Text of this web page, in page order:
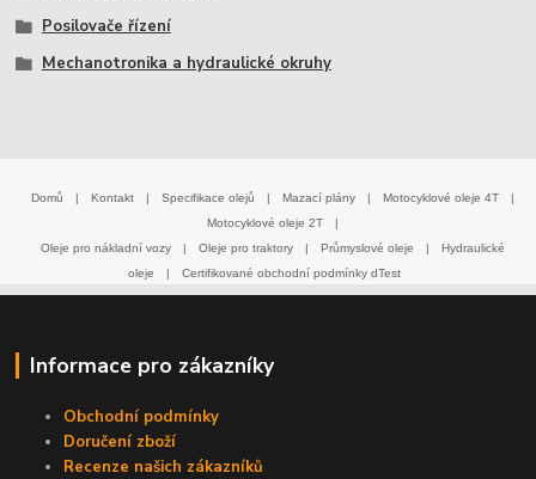
Posilovače řízení
Mechanotronika a hydraulické okruhy
Domů | Kontakt | Specifikace olejů | Mazací plány | Motocyklové oleje 4T
|
Motocyklové oleje 2T
|
Oleje pro nákladní vozy
| Oleje pro traktory | Průmyslové oleje |
Hydraulické
oleje
| Certifikované obchodní podmínky dTest
Informace pro zákazníky
Obchodní podmínky
Doručení zboží
Recenze našich zákazníků